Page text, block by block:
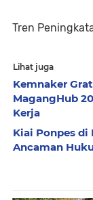
Tren
Lihat juga
Kemnaker
MagangHub
Kerja
Kiai Ponpes
Ancaman